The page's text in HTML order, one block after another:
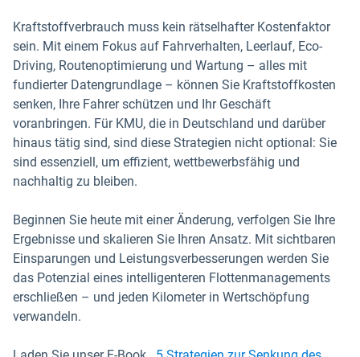
Kraftstoffverbrauch muss kein rätselhafter Kostenfaktor
sein. Mit einem Fokus auf Fahrverhalten, Leerlauf, Eco-
Driving, Routenoptimierung und Wartung – alles mit
fundierter Datengrundlage – können Sie Kraftstoffkosten
senken, Ihre Fahrer schützen und Ihr Geschäft
voranbringen. Für KMU, die in Deutschland und darüber
hinaus tätig sind, sind diese Strategien nicht optional: Sie
sind essenziell, um effizient, wettbewerbsfähig und
nachhaltig zu bleiben.
Beginnen Sie heute mit einer Änderung, verfolgen Sie Ihre
Ergebnisse und skalieren Sie Ihren Ansatz. Mit sichtbaren
Einsparungen und Leistungsverbesserungen werden Sie
das Potenzial eines intelligenteren Flottenmanagements
erschließen – und jeden Kilometer in Wertschöpfung
verwandeln.